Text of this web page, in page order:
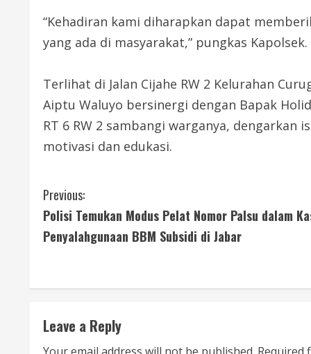
“Kehadiran kami diharapkan dapat
yang ada di masyarakat,” pungkas Kapolsek.
Terlihat di Jalan Cijahe RW 2 Kelurahan
Aiptu Waluyo bersinergi dengan Bapak
RT 6 RW 2 sambangi warganya,
motivasi dan edukasi.
C
o
t
i
n
Previous:
Polisi Temukan Modus Pelat Nomor Palsu dalam
Penyalahgunaan BBM Subsidi di Jabar
Leave a Reply